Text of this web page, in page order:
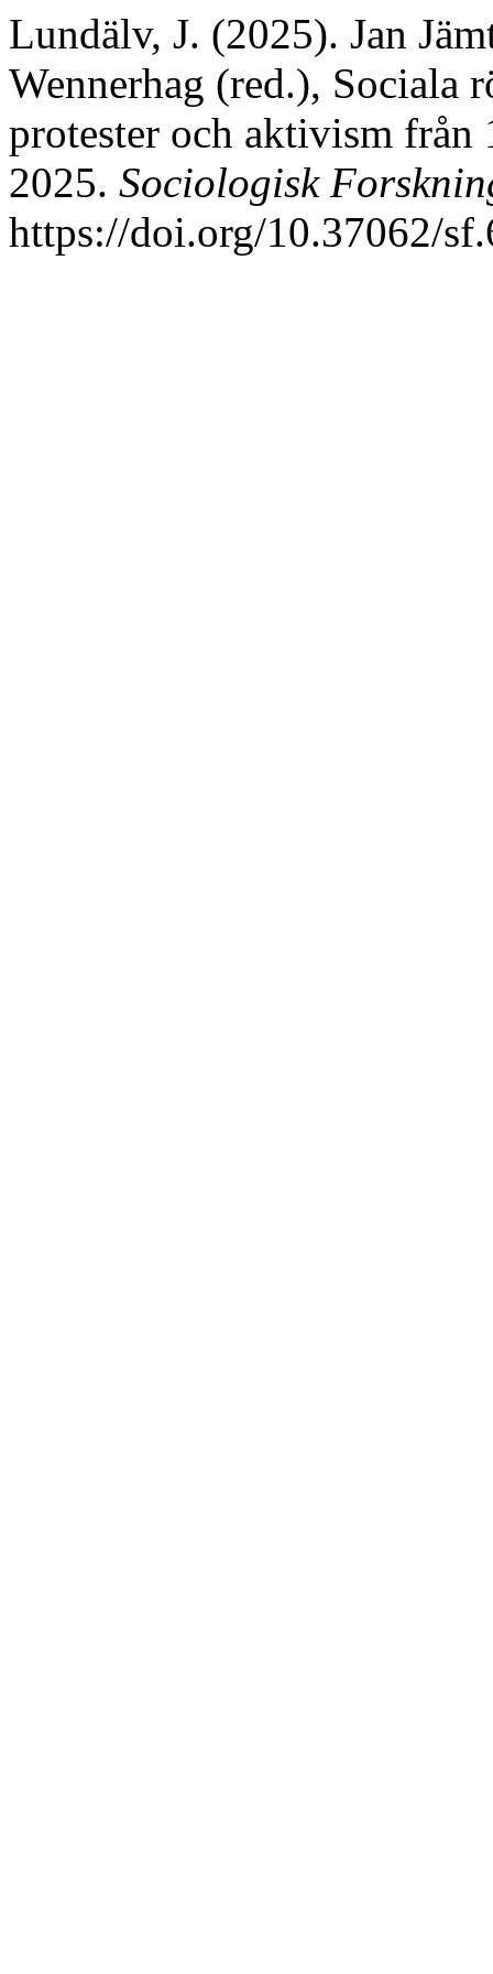
Lundälv, J. (2025). Jan
Wennerhag (red.), Sociala
protester och aktivism
2025. Sociologisk
https://doi.org/10.37062/